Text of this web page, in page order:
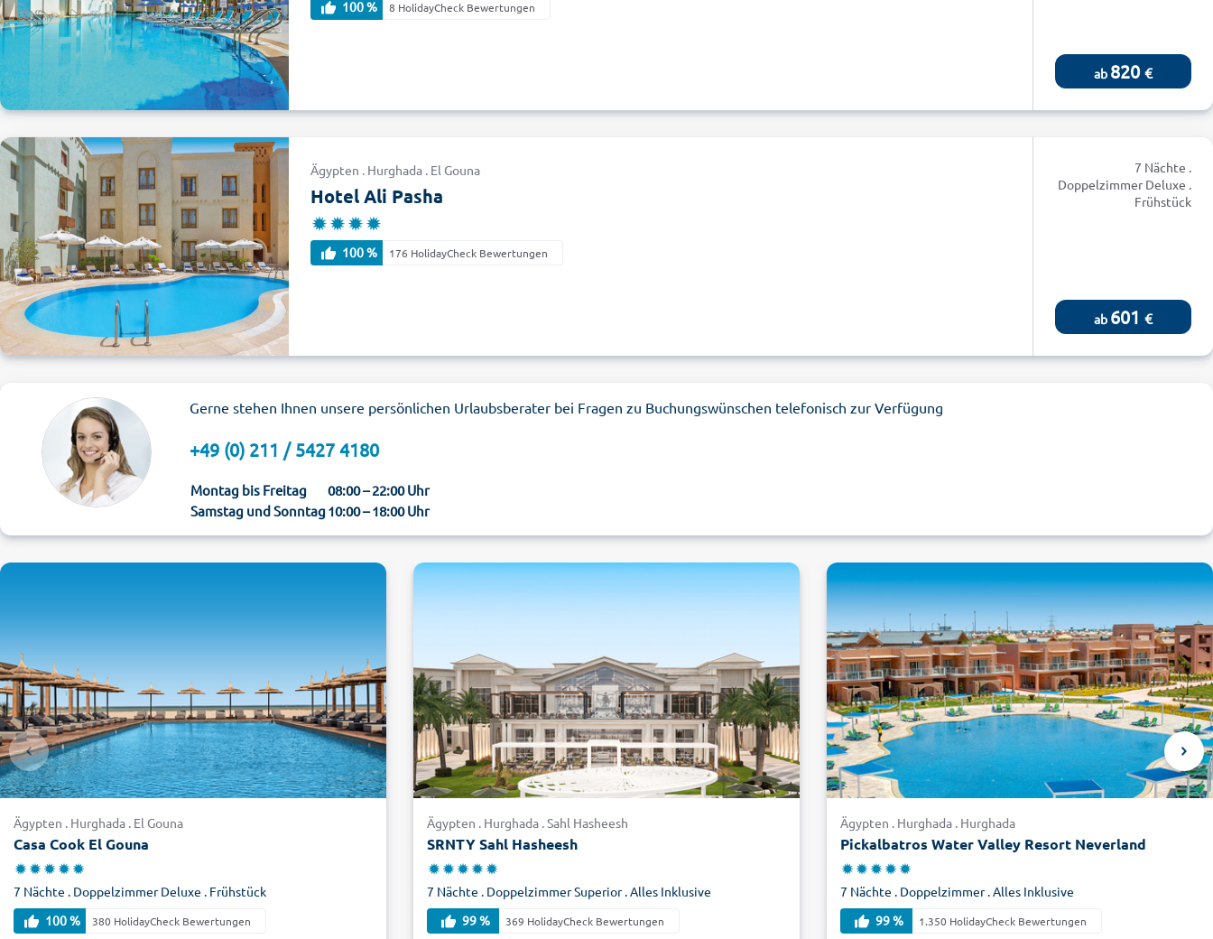
100 % 8 HolidayCheck Bewertungen
ab 820 €
Ägypten . Hurghada . El Gouna
Hotel Ali Pasha
100 % 176 HolidayCheck Bewertungen
7 Nächte .
Doppelzimmer Deluxe .
Frühstück
ab 601 €
Gerne stehen Ihnen unsere persönlichen Urlaubsberater bei Fragen zu Buchungswünschen telefonisch zur Verfügung
+49 (0) 211 / 5427 4180
Montag bis Freitag
08:00 – 22:00 Uhr
Samstag und Sonntag10:00 – 18:00 Uhr
Ägypten . Hurghada . El Gouna
Casa Cook El Gouna
7 Nächte . Doppelzimmer Deluxe . Frühstück
100 %
380 HolidayCheck Bewertungen
Ägypten . Hurghada . Sahl Hasheesh
SRNTY Sahl Hasheesh
7 Nächte . Doppelzimmer Superior . Alles Inklusive
99 %
369 HolidayCheck Bewertungen
Ägypten . Hurghada . Hurghada
Pickalbatros Water Valley Resort Neverland
7 Nächte . Doppelzimmer . Alles Inklusive
99 %
1.350 HolidayCheck Bewertungen